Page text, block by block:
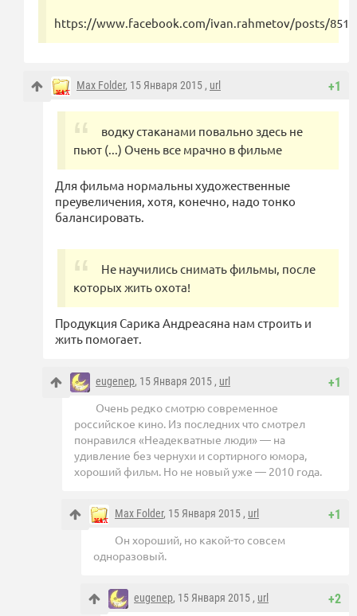
https://www.facebook.com/ivan.rahmetov/posts/
+1
Max Folder, 15 Января 2015 , url
водку стаканами повально здесь не
пьют (...) Очень все мрачно в фильме
Для фильма нормальны художественные
преувеличения, хотя, конечно, надо тонко
балансировать.
Не научились снимать фильмы, после
которых жить охота!
Продукция Сарика Андреасяна нам строить и
жить помогает.
+1
eugenep, 15 Января 2015 , url
Очень редко смотрю современное
российское кино. Из последних что смотрел
понравился «Неадекватные люди» — на
удивление без чернухи и сортирного юмора,
хороший фильм. Но не новый уже — 2010 года.
+1
Max Folder, 15 Января 2015 , url
Он хороший, но какой-то совсем
одноразовый.
+2
eugenep, 15 Января 2015 , url